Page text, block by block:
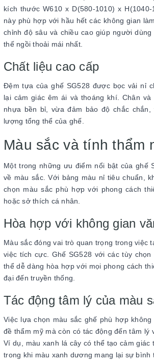
kích thước W610 x D(580-1010) x
này phù hợp với hầu hết các không gian
chỉnh độ sâu và chiều cao giúp người
thế ngồi thoải mái nhất.
Chất liệu cao cấp
Đệm tựa của ghế SG528 được bọc vải nỉ
lại cảm giác êm ái và thoáng khí. Chân
nhựa bền bỉ, vừa đảm bảo độ chắc chắn,
lượng tổng thể của ghế.
Màu sắc và tính thẩm
Một trong những ưu điểm nổi bật của ghế
về màu sắc. Với bảng màu nỉ tiêu chuẩn,
chọn màu sắc phù hợp với phong cách
hoặc sở thích cá nhân.
Hòa hợp với không gian
Màu sắc đóng vai trò quan trọng trong việc
việc tích cực. Ghế SG528 với các tùy
thể dễ dàng hòa hợp với mọi phong cách
đại đến truyền thống.
Tác động tâm lý của màu
Việc lựa chọn màu sắc ghế phù hợp
đề thẩm mỹ mà còn có tác động đến tâm lý
Ví dụ, màu xanh lá cây có thể tạo cảm giác
trong khi màu xanh dương mang lại sự bình